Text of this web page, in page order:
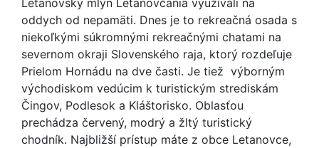
oddych od nepamäti. Dnes je to rekreačná osada s
niekoľkými súkromnými rekreačnými chatami na
severnom okraji Slovenského raja, ktorý rozdeľuje
Prielom Hornádu na dve časti. Je tiež výborným
východiskom vedúcim k turistickým strediskám
Čingov, Podlesok a Kláštorisko. Oblasťou
prechádza červený, modrý a žltý turistický
chodník. Najbližší prístup máte z obce Letanovce,